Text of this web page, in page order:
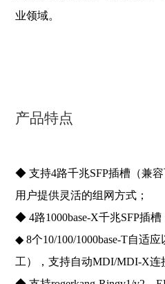
业领域。
产品特点
◆ 支持4路千兆SFP插槽（兼
用户提供灵活的组网方式；
◆ 4路1000base-X千兆SFP插槽
◆ 8个10/100/1000base-T自适
工），支持自动MDI/MDI-X连